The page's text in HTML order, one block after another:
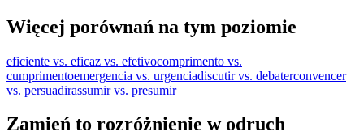
Więcej porównań na tym poziomie
eficiente vs. eficaz vs. efetivocomprimento vs.
cumprimentoemergencia vs. urgenciadiscutir vs. debaterconvencer
vs. persuadirassumir vs. presumir
Zamień to rozróżnienie w odruch